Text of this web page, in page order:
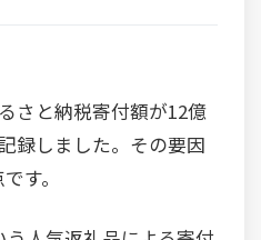
さと納税寄付額が12億
録しました。その要因
す。